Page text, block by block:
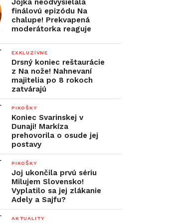
Jojka neodvysielala
finálovú epizódu Na
chalupe! Prekvapená
moderátorka reaguje
EXKLUZÍVNE
Drsný koniec reštaurácie
z Na nože! Nahnevaní
majitelia po 8 rokoch
zatvárajú
PIKOŠKY
Koniec Svarinskej v
Dunaji! Markíza
prehovorila o osude jej
postavy
PIKOŠKY
Joj ukončila prvú sériu
Milujem Slovensko!
Vyplatilo sa jej zlákanie
Adely a Sajfu?
AKTUALITY